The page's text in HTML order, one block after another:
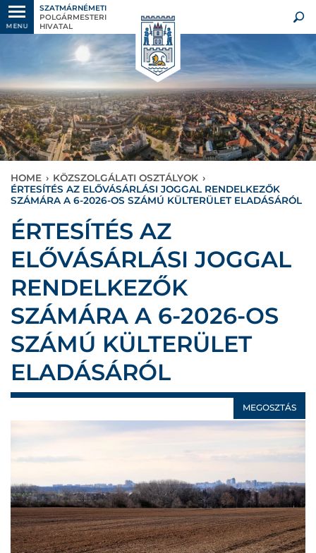
MENU
SZATMÁRNÉMETI
POLGÁRMESTERI
HIVATAL
HOME › KÖZSZOLGÁLATI OSZTÁLYOK ›
ÉRTESÍTÉS AZ ELŐVÁSÁRLÁSI JOGGAL RENDELKEZŐK
SZÁMÁRA A 6-2026-OS SZÁMÚ KÜLTERÜLET ELADÁSÁRÓL
ÉRTESÍTÉS AZ
ELŐVÁSÁRLÁSI JOGGAL
RENDELKEZŐK
SZÁMÁRA A 6-2026-OS
SZÁMÚ KÜLTERÜLET
ELADÁSÁRÓL
MEGOSZTÁS